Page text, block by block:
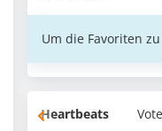
Um die Favoriten
Heartbeats